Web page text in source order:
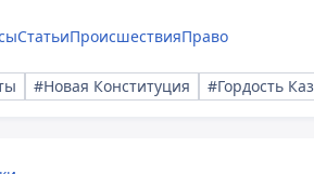
СтатьиПроисшествияПраво
#Новая Конституция #Гордость